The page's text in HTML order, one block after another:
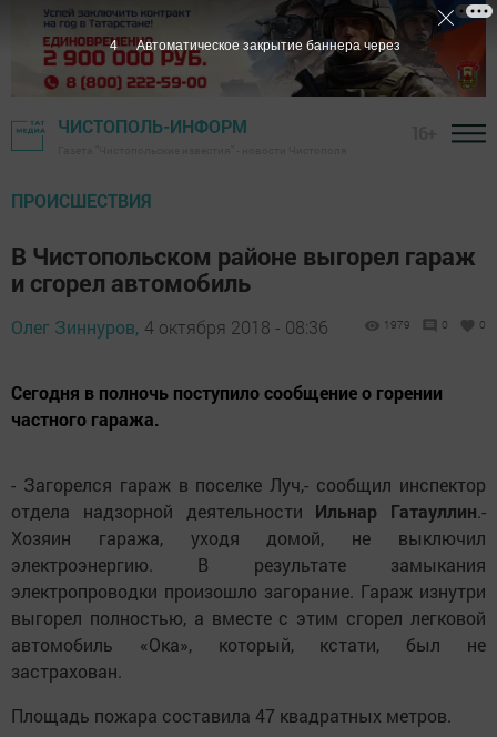
ЧИСТОПОЛЬ-ИНФОРМ
ПРОИСШЕСТВИЯ
В Чистопольском районе выгорел гараж
и сгорел автомобиль
Олег Зиннуров, 4 октября 2018 - 08:36 1979 0 0
Сегодня в полночь поступило сообщение о горении
частного гаража.
- Загорелся гараж в поселке Луч,- сообщил инспектор
отдела надзорной деятельности Ильнар Гатауллин.-
Хозяин гаража, уходя домой, не выключил
электроэнергию. В результате замыкания
электропроводки произошло загорание. Гараж изнутри
выгорел полностью, а вместе с этим сгорел легковой
автомобиль «Ока», который, кстати, был не
застрахован.
Площадь пожара составила 47 квадратных метров.
3 Автоматическое закрытие баннера через